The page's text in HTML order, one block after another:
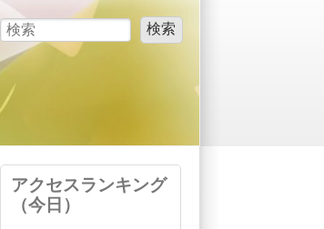
検索フォーム
検索
アクセスランキング
（今日）